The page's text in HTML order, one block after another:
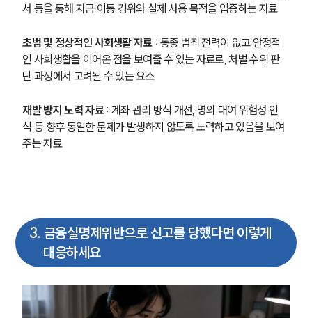
서 등을 통해 자금 이동 경위와 실제 사용 목적을 입증하는 자료
초범 및 정상적인 사회생활 자료 : 동종 범죄 전력이 없고 안정적
인 사회생활을 이어온 점을 보여줄 수 있는 자료로, 처벌 수위 판
단 과정에서 고려될 수 있는 요소
재발 방지 노력 자료 : 계좌 관리 방식 개선, 명의 대여 위험성 인
식 등 향후 동일한 문제가 발생하지 않도록 노력하고 있음을 보여
주는 자료
3. 금융실명제위반으로 신고를 당했다면 이렇게
대응하세요